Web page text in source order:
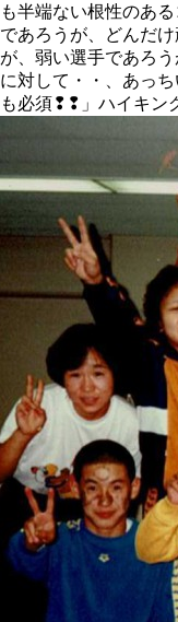
半端ない根性のあ
あろうが、どんだ
、弱い選手であろ
に対して・・、あっ
必須❢❢」ハイキン